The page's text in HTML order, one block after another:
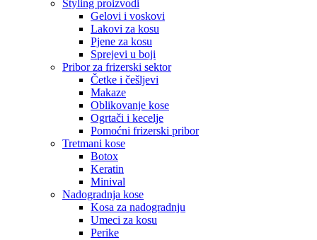
Styling proizvodi
Gelovi i voskovi
Lakovi za kosu
Pjene za kosu
Sprejevi u boji
Pribor za frizerski sektor
Četke i češljevi
Makaze
Oblikovanje kose
Ogrtači i kecelje
Pomoćni frizerski pribor
Tretmani kose
Botox
Keratin
Minival
Nadogradnja kose
Kosa za nadogradnju
Umeci za kosu
Perike